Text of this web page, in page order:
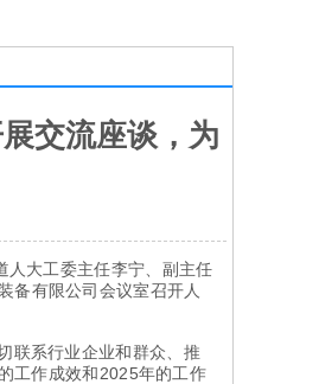
交流座谈，为
人大工委主任李宁、副主任
备有限公司会议室召开人
联系行业企业和群众、推
工作成效和2025年的工作